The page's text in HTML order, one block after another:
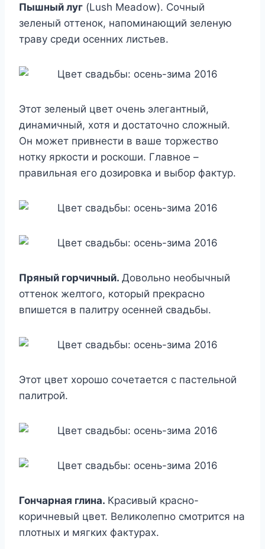
Пышный луг (Lush Meadow). Сочный
зеленый оттенок, напоминающий зеленую
траву среди осенних листьев.
Этот зеленый цвет очень элегантный,
динамичный, хотя и достаточно сложный.
Он может привнести в ваше торжество
нотку яркости и роскоши. Главное –
правильная его дозировка и выбор фактур.
Пряный горчичный. Довольно необычный
оттенок желтого, который прекрасно
впишется в палитру осенней свадьбы.
Этот цвет хорошо сочетается с пастельной
палитрой.
Гончарная глина. Красивый красно-
коричневый цвет. Великолепно смотрится на
плотных и мягких фактурах.